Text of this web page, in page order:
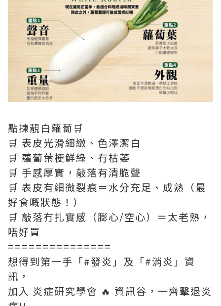
點揀靚白蘿蔔🛒
🛒 表皮光滑細緻、色澤潔白
🛒 蘿蔔葉梗鮮綠、冇枯萎
🛒 手感厚實，敲落有清脆聲
🛒 表皮有細微裂痕＝水分充足、成熟（最
好食嘅狀態！）
🛒 敲落冇扎實感（膨心/空心）＝太老熟，
唔好買
===============
想得到第一手「#發炎」及「#消炎」資
訊，
加入 炎症研究學會 🔥 資訊谷，一齊擊退炎